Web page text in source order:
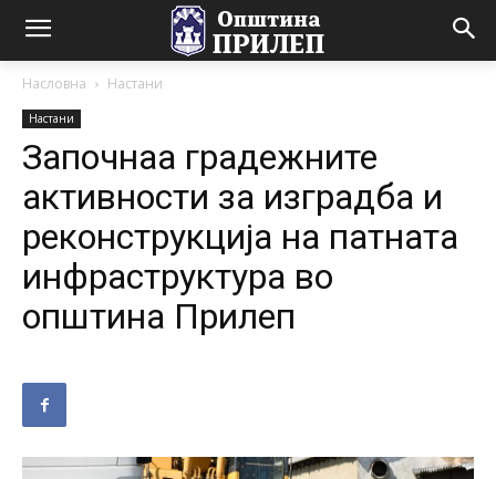
Насловна Настани
Настани
Започнаа градежните
активности за изградба и
реконструкција на патната
инфраструктура во
општина Прилеп